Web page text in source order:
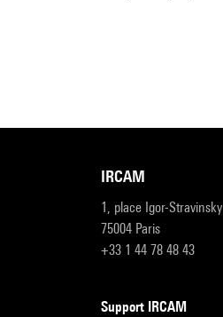
IRCAM
1, place Igor-Stravinsky
75004 Paris
+33 1 44 78 48 43
Support IRCAM